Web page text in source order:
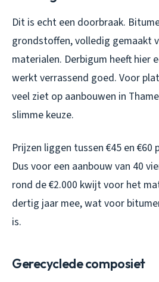
Dit is echt een doorbraak.
grondstoffen, volledig gemaakt
materialen. Derbigum heeft hier
werkt verrassend goed. Voor
veel ziet op aanbouwen in
slimme keuze.
Prijzen liggen tussen €45 en €60
Dus voor een aanbouw van 40
rond de €2.000 kwijt voor het
dertig jaar mee, wat voor
is.
Gerecyclede composiet